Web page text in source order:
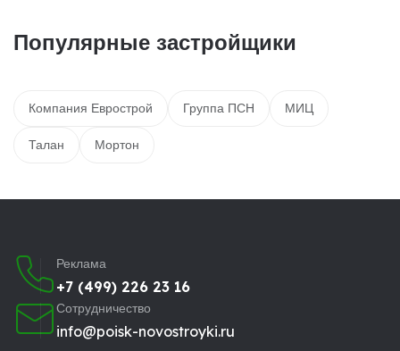
Популярные застройщики
Компания Еврострой Группа ПСН МИЦ
Талан Мортон
Реклама
+7 (499) 226 23 16
Сотрудничество
info@poisk-novostroyki.ru